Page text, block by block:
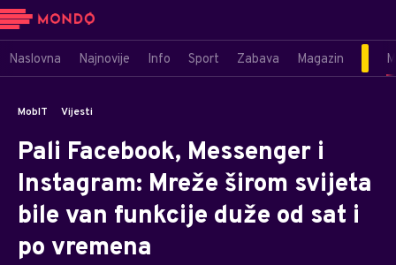
Naslovna Najnovije Info Sport Zabava Magazin
MobIT Vijesti
Pali Facebook, Messenger i
Instagram: Mreže širom svijeta
bile van funkcije duže od sat i
po vremena